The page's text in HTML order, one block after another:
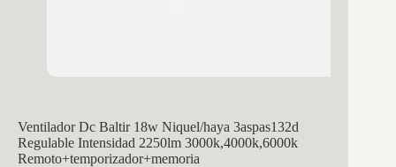
Ventilador Dc Baltir 18w Niquel/haya 3aspas132d
Regulable Intensidad 2250lm 3000k,4000k,6000k
Remoto+temporizador+memoria